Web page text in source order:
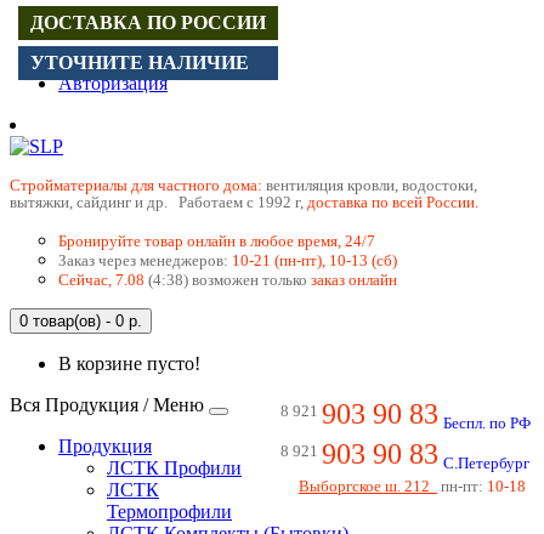
Регистрация
Авторизация
Cтройматериалы для частного дома: вентиляция кровли, водостоки,
вытяжки, сайдинг и др. Работаем с 1992 г, доставка по всей России.
Бронируйте товар онлайн в любое время, 24/7
Заказ через менеджеров: 10-21 (пн-пт), 10-13 (сб)
Сейчас, 7.08 (4:38) возможен только заказ онлайн
0 товар(ов) - 0 р.
В корзине пусто!
8 921 903 90 83 Беспл. по РФ
8 921 903 90 83 С.Петербург
Выборгское ш. 212
пн-пт: 10-18
Вся Продукция / Меню
Продукция
ЛСТК Профили
ЛСТК
Термопрофили
ДОСТАВКА ПО РОССИИ
УТОЧНИТЕ НАЛИЧИЕ